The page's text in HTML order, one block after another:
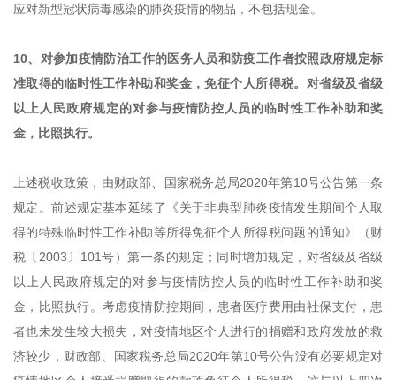
应对新型冠状病毒感染的肺炎疫情的物品，不包括现金。
10、对参加疫情防治工作的医务人员和防疫工作者按照政府规定标
准取得的临时性工作补助和奖金，免征个人所得税。对省级及省级
以上人民政府规定的对参与疫情防控人员的临时性工作补助和奖
金，比照执行。
上述税收政策，由财政部、国家税务总局2020年第10号公告第一条
规定。前述规定基本延续了《关于非典型肺炎疫情发生期间个人取
得的特殊临时性工作补助等所得免征个人所得税问题的通知》（财
税〔2003〕101号）第一条的规定；同时增加规定，对省级及省级
以上人民政府规定的对参与疫情防控人员的临时性工作补助和奖
金，比照执行。考虑疫情防控期间，患者医疗费用由社保支付，患
者也未发生较大损失，对疫情地区个人进行的捐赠和政府发放的救
济较少，财政部、国家税务总局2020年第10号公告没有必要规定对